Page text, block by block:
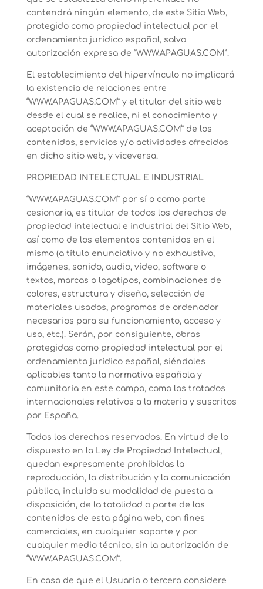
contendrá ningún elemento, de este Sitio Web,
protegido como propiedad intelectual por el
ordenamiento jurídico español, salvo
autorización expresa de “WWW.APAGUAS.COM”.
El establecimiento del hipervínculo no implicará
la existencia de relaciones entre
“WWW.APAGUAS.COM” y el titular del sitio web
desde el cual se realice, ni el conocimiento y
aceptación de “WWW.APAGUAS.COM” de los
contenidos, servicios y/o actividades ofrecidos
en dicho sitio web, y viceversa.
PROPIEDAD INTELECTUAL E INDUSTRIAL
“WWW.APAGUAS.COM” por sí o como parte
cesionaria, es titular de todos los derechos de
propiedad intelectual e industrial del Sitio Web,
así como de los elementos contenidos en el
mismo (a título enunciativo y no exhaustivo,
imágenes, sonido, audio, vídeo, software o
textos, marcas o logotipos, combinaciones de
colores, estructura y diseño, selección de
materiales usados, programas de ordenador
necesarios para su funcionamiento, acceso y
uso, etc.). Serán, por consiguiente, obras
protegidas como propiedad intelectual por el
ordenamiento jurídico español, siéndoles
aplicables tanto la normativa española y
comunitaria en este campo, como los tratados
internacionales relativos a la materia y suscritos
por España.
Todos los derechos reservados. En virtud de lo
dispuesto en la Ley de Propiedad Intelectual,
quedan expresamente prohibidas la
reproducción, la distribución y la comunicación
pública, incluida su modalidad de puesta a
disposición, de la totalidad o parte de los
contenidos de esta página web, con fines
comerciales, en cualquier soporte y por
cualquier medio técnico, sin la autorización de
“WWW.APAGUAS.COM”.
En caso de que el Usuario o tercero considere